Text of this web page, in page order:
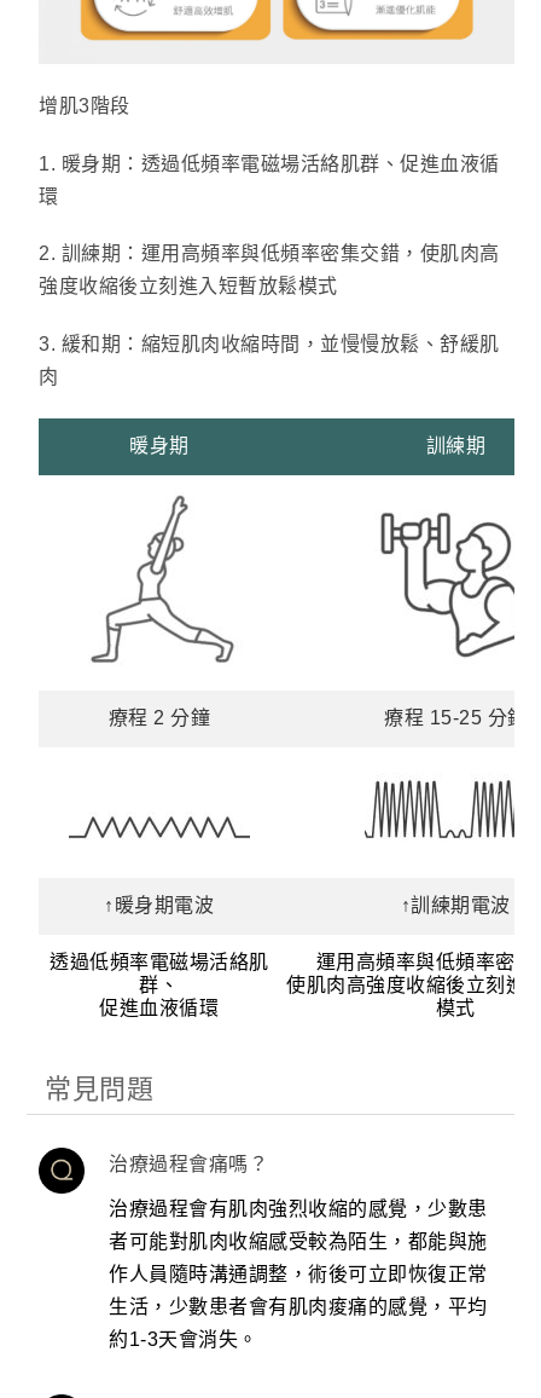
增肌3階段
1. 暖身期：透過低頻率電磁場活絡肌群、促進血液循
環
2. 訓練期：運用高頻率與低頻率密集交錯，使肌肉高
強度收縮後立刻進入短暫放鬆模式
3. 緩和期：縮短肌肉收縮時間，並慢慢放鬆、舒緩肌
肉
暖身期 訓練期
療程 2 分鐘 療程 15-25 分鐘
↑暖身期電波 ↑訓練期電波
透過低頻率電磁場活絡肌
群、
促進血液循環
運用高頻率與低頻率密集
使肌肉高強度收縮後立刻進
模式
常見問題
治療過程會痛嗎？
治療過程會有肌肉強烈收縮的感覺，少數患
者可能對肌肉收縮感受較為陌生，都能與施
作人員隨時溝通調整，術後可立即恢復正常
生活，少數患者會有肌肉痠痛的感覺，平均
約1-3天會消失。